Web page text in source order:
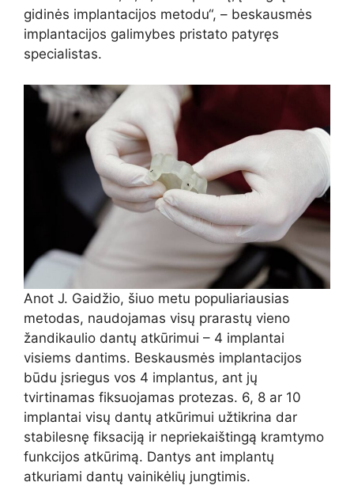
gidinės implantacijos metodu“, – beskausmės
implantacijos galimybes pristato patyręs
specialistas.
Anot J. Gaidžio, šiuo metu populiariausias
metodas, naudojamas visų prarastų vieno
žandikaulio dantų atkūrimui – 4 implantai
visiems dantims. Beskausmės implantacijos
būdu įsriegus vos 4 implantus, ant jų
tvirtinamas fiksuojamas protezas. 6, 8 ar 10
implantai visų dantų atkūrimui užtikrina dar
stabilesnę fiksaciją ir nepriekaištingą kramtymo
funkcijos atkūrimą. Dantys ant implantų
atkuriami dantų vainikėlių jungtimis.